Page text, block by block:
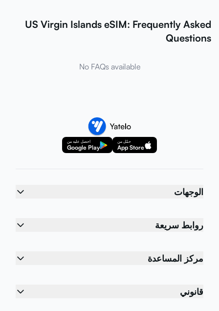
US Virgin Islands eSIM: Frequently Asked
Questions
No FAQs available
حمّل من
App Store
احصل عليه من
Google Play
الوجهات
روابط سريعة
مركز المساعدة
قانوني